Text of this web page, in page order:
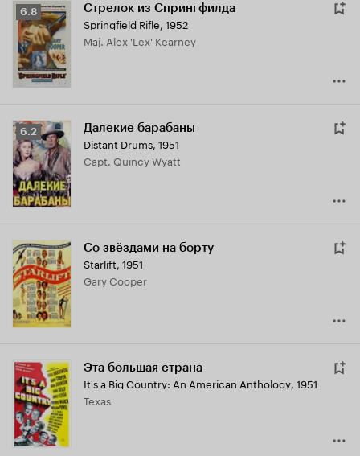
Рейтинг
Кинопоиска
6.8
6.8 Стрелок из Спрингфилда
Springfield Rifle, 1952
Maj. Alex 'Lex' Kearney
Рейтинг
Кинопоиска
6.2
6.2 Далекие барабаны
Distant Drums, 1951
Capt. Quincy Wyatt
Со звёздами на борту
Starlift, 1951
Gary Cooper
Эта большая страна
It's a Big Country: An American Anthology, 1951
Texas